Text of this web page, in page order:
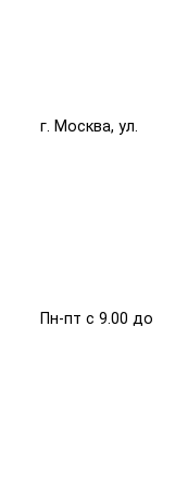
г. Москва, ул.
Пн-пт с 9.00 до